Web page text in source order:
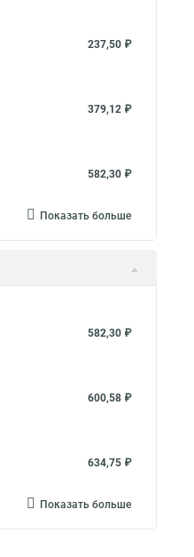
237,50 ₽
379,12 ₽
582,30 ₽
Показать больше
582,30 ₽
600,58 ₽
634,75 ₽
Показать больше